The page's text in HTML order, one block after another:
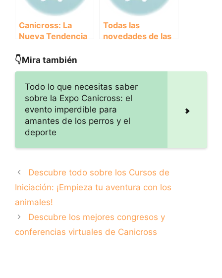
Canicross: La
Nueva Tendencia
Conferencias
Todas las
novedades de las
detalle!
👇Mira también
Todo lo que necesitas saber
sobre la Expo Canicross: el
evento imperdible para
amantes de los perros y el
deporte
Descubre todo sobre los Cursos de
Iniciación: ¡Empieza tu aventura con los
animales!
Descubre los mejores congresos y
conferencias virtuales de Canicross